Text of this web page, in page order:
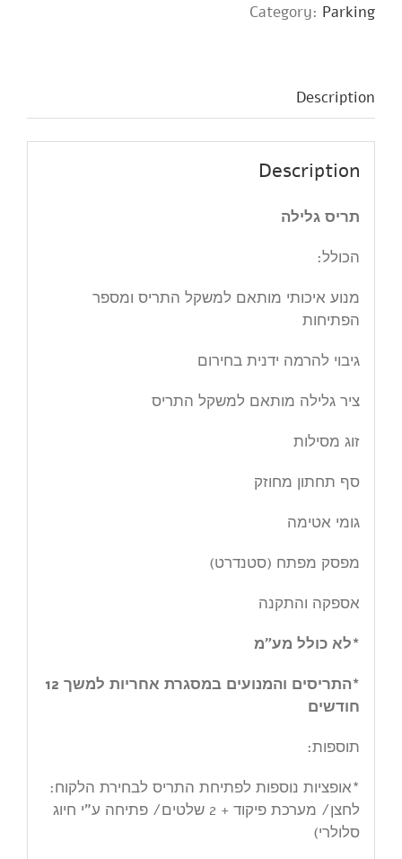
לחניה
Parking
(Medium
carmine)
החל
מ
Category: Parking
Description
Description
תריס גלילה
הכולל:
מנוע איכותי מותאם למשקל התריס ומספר
הפתיחות
גיבוי להרמה ידנית בחירום
ציר גלילה מותאם למשקל התריס
זוג מסילות
סף תחתון מחוזק
גומי אטימה
מפסק מפתח (סטנדרט)
אספקה והתקנה
*לא כולל מע”מ
*התריסים והמנועים במסגרת אחריות למשך 12
חודשים
תוספות:
*אופציות נוספות לפתיחת התריס לבחירת הלקוח:
לחצן/ מערכת פיקוד + 2 שלטים/ פתיחה ע”י חיוג
סלולרי)